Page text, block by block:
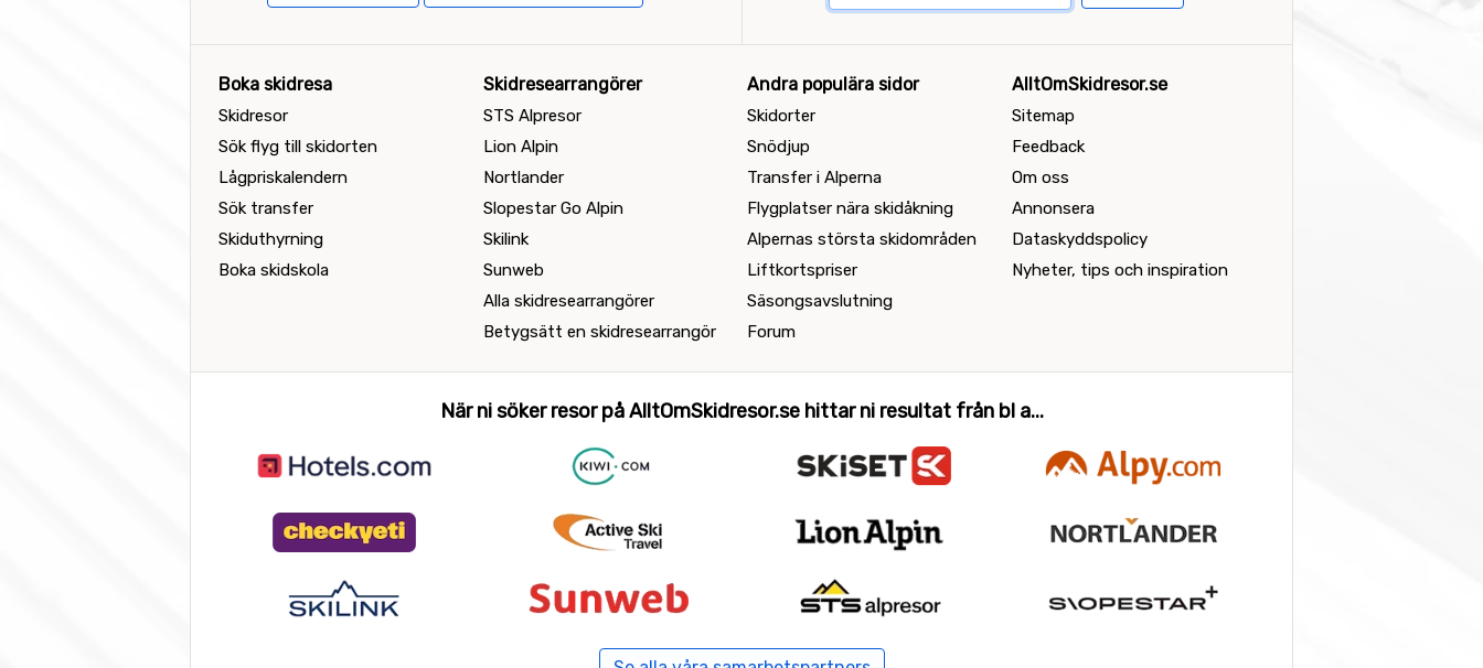
Boka skidresa
Skidresor
Sök flyg till skidorten
Lågpriskalendern
Sök transfer
Skiduthyrning
Boka skidskola
Skidresearrangörer
STS Alpresor
Lion Alpin
Nortlander
Slopestar Go Alpin
Skilink
Sunweb
Alla skidresearrangörer
Betygsätt en skidresearrangör
Andra populära sidor
Skidorter
Snödjup
Transfer i Alperna
Flygplatser nära skidåkning
Alpernas största skidområden
Liftkortspriser
Säsongsavslutning
Forum
AlltOmSkidresor.se
Sitemap
Feedback
Om oss
Annonsera
Dataskyddspolicy
Nyheter, tips och inspiration
När ni söker resor på AlltOmSkidresor.se hittar ni resultat från bl a...